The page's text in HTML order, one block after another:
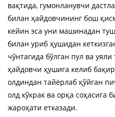
вақтида, гумонланувчи
билан ҳайдовчининг бош
кейин эса уни машинадан
билан уриб ҳушидан
чўнтагида бўлган пул ва
ҳайдовчи ҳушига келиб
олдиндан тайёрлаб қўйган
олд кўкрак ва орқа соҳасига
жароҳати етказади.